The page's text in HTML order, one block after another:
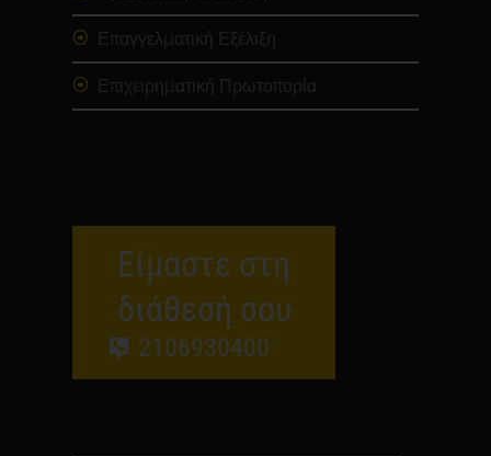
Επαγγελματική Εξέλιξη
Επιχειρηματική Πρωτοπορία
Είμαστε στη
διάθεσή σου
2106930400